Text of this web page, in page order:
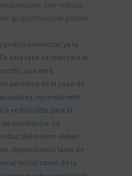
con realizar
grupo muscular podría
podría comenzar ya la
esta fase se realizará el
que será
aeróbico en el caso de
normalmente
o en bicicleta para el
resistencia. La
del mismo deben
dependiendo tanto de
inicial como de la